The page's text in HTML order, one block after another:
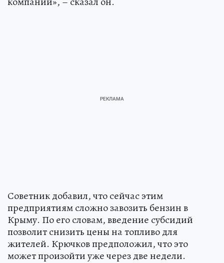
Советник добавил, что сейчас этим
предприятиям сложно завозить бензин в
Крыму. По его словам, введение субсидий
позволит снизить цены на топливо для
жителей. Крючков предположил, что это
может произойти уже через две недели.